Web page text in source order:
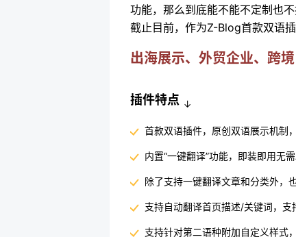
功能，那么到底能不能不定制也
截止目前，作为Z-Blog首款双语
出海展示、外贸企业、跨
插件特点 ↓
首款双语插件，原创双语展示机制
内置“一键翻译”功能，即装即用无
除了支持一键翻译文章和分类外，
支持自动翻译首页描述/关键词，支
支持针对第二语种附加自定义样式